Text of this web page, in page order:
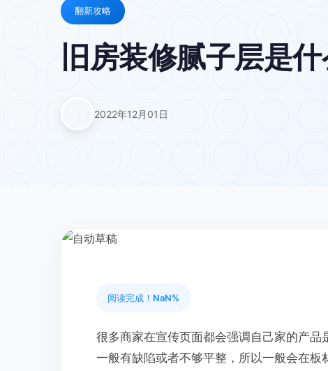
翻新攻略
旧房装修腻子层是
2022年12月01日
阅读完成！ NaN%
很多商家在宣传页面都会强调自己家的产
一般有缺陷或者不够平整，所以一般会在